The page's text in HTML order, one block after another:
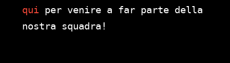
qui per venire a far parte della
nostra squadra!